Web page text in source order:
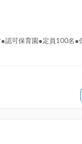
認可保育園●定員100名●